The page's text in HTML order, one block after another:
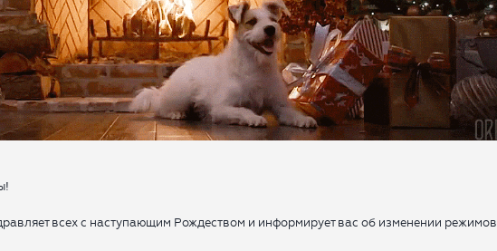
всех с наступающим Рождеством и информирует вас об изменении режимов
Согласие на обработку данных
Настоящим я подтверждаю свое ознакомление и
согласие сПравилами пользования сайтом, а также
согласие на сбор, обработку, хранение и
ОТПРАВИТЬ ЗАЯВКУ